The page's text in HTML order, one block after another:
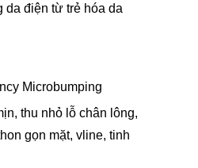
da điện từ trẻ hóa da
Microbumping
thu nhỏ lỗ chân lông,
gọn mặt, vline, tinh